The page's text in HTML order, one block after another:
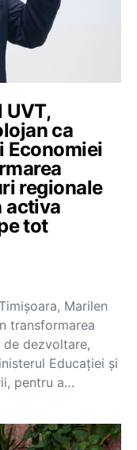
ca
Economiei
regionale
activa
tot
Marilen
transformarea
dezvoltare,
Educației și
pentru a…